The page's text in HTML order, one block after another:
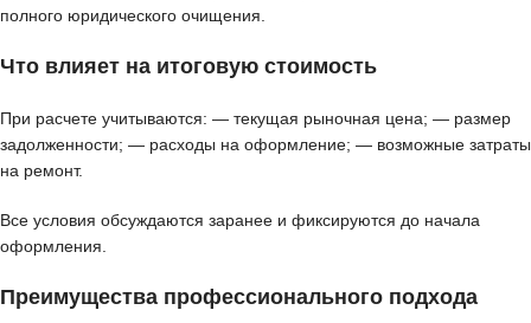
полного юридического очищения.
Что влияет на итоговую стоимость
При расчете учитываются: — текущая рыночная цена; — размер
задолженности; — расходы на оформление; — возможные затраты
на ремонт.
Все условия обсуждаются заранее и фиксируются до начала
оформления.
Преимущества профессионального подхода